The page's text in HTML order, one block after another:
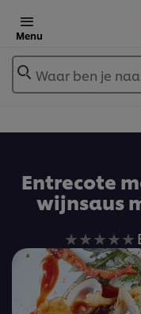
Menu
Waar ben je
Entrecote
wijnsaus